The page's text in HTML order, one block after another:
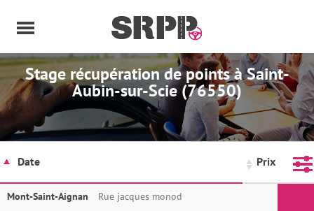
Stage récupération de points à Saint-
Aubin-sur-Scie (76550)
Date Prix
Mont-Saint-Aignan
Rue jacques monod